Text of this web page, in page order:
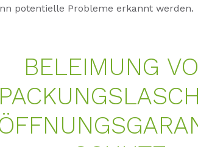
potentielle Probleme erkannt werden.
BELEIMUNG